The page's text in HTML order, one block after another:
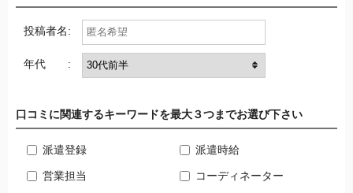
投稿者名:
年代 :
口コミに関連するキーワードを最大３つまでお選び下さい
派遣登録 派遣時給
営業担当 コーディネーター